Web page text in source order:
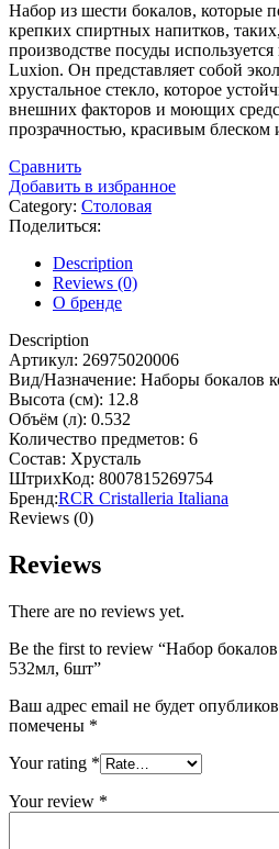
Набор из шести бокалов, которые
крепких спиртных напитков,
производстве посуды
Luxion. Он представляет собой
хрустальное стекло, которое
внешних факторов и моющих
прозрачностью, красивым блеском
Сравнить
Добавить в избранное
Category: Столовая
Поделиться:
Description
Reviews (0)
О бренде
Description
Артикул: 26975020006
Вид/Назначение: Наборы бокалов
Высота (см): 12.8
Объём (л): 0.532
Количество предметов: 6
Состав: Хрусталь
ШтрихКод: 8007815269754
Бренд:RCR Cristalleria Italiana
Reviews (0)
Reviews
There are no reviews yet.
Be the first to review “Набор
532мл, 6шт”
Ваш адрес email не будет
помечены *
Your rating *
Your review *